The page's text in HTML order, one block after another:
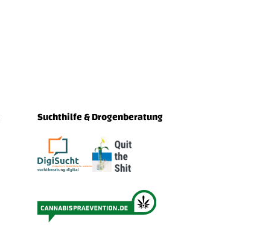
Suchthilfe & Drogenberatung